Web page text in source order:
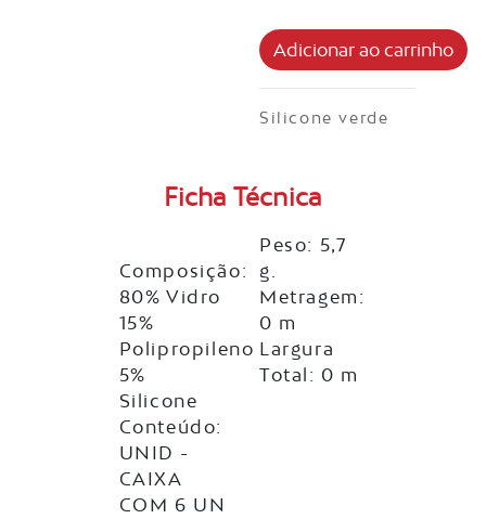
Silicone verde
Ficha Técnica
Composição:
80% Vidro
15%
Polipropileno
5%
Silicone
Conteúdo:
UNID -
CAIXA
COM 6 UN
Peso: 5,7
g.
Metragem:
0 m
Largura
Total: 0 m